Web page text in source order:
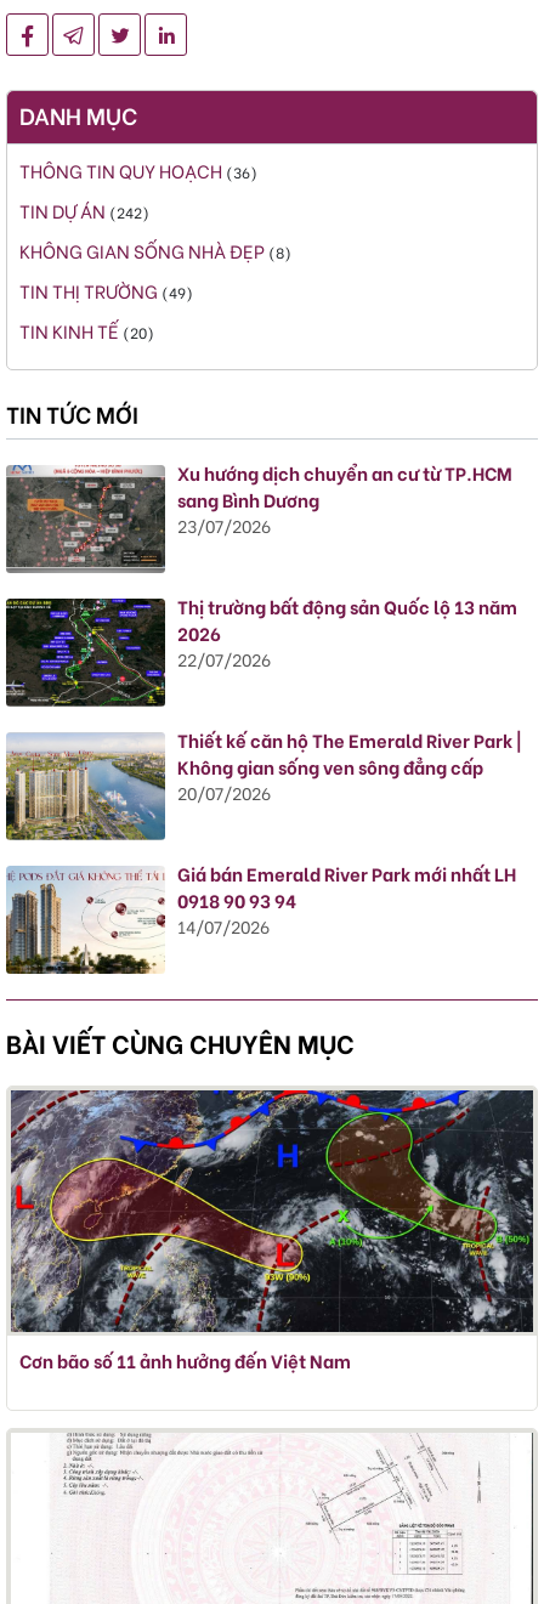
DANH MỤC
THÔNG TIN QUY HOẠCH (36)
TIN DỰ ÁN (242)
KHÔNG GIAN SỐNG NHÀ ĐẸP (8)
TIN THỊ TRƯỜNG (49)
TIN KINH TẾ (20)
TIN TỨC MỚI
Xu hướng dịch chuyển an cư từ TP.HCM
sang Bình Dương
23/07/2026
Thị trường bất động sản Quốc lộ 13 năm
2026
22/07/2026
Thiết kế căn hộ The Emerald River Park |
Không gian sống ven sông đẳng cấp
20/07/2026
Giá bán Emerald River Park mới nhất LH
0918 90 93 94
14/07/2026
BÀI VIẾT CÙNG CHUYÊN MỤC
Cơn bão số 11 ảnh hưởng đến Việt Nam